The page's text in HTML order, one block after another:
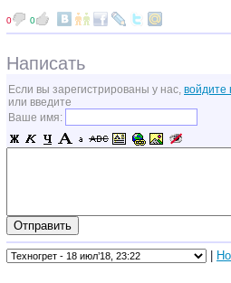
0 0
Написать
Если вы зарегистрированы у нас, войдите
или введите
Ваше имя: